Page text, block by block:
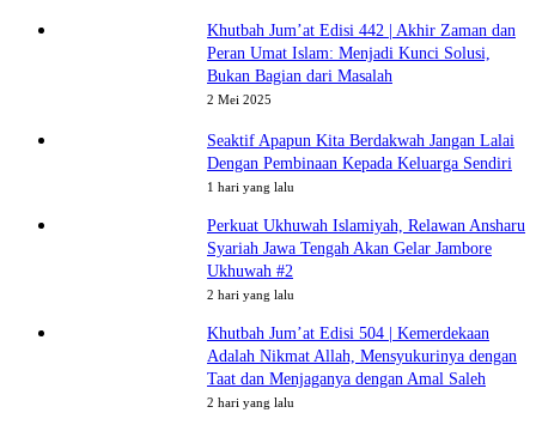
Khutbah Jum’at Edisi 442 | Akhir Zaman dan
Peran Umat Islam: Menjadi Kunci Solusi,
Bukan Bagian dari Masalah
2 Mei 2025
Seaktif Apapun Kita Berdakwah Jangan Lalai
Dengan Pembinaan Kepada Keluarga Sendiri
1 hari yang lalu
Perkuat Ukhuwah Islamiyah, Relawan Ansharu
Syariah Jawa Tengah Akan Gelar Jambore
Ukhuwah #2
2 hari yang lalu
Khutbah Jum’at Edisi 504 | Kemerdekaan
Adalah Nikmat Allah, Mensyukurinya dengan
Taat dan Menjaganya dengan Amal Saleh
2 hari yang lalu